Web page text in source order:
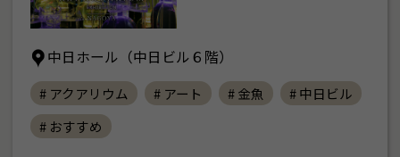
中日ホール（中日ビル６階）
# アクアリウム # アート # 金魚
# 中日ビル
# おすすめ